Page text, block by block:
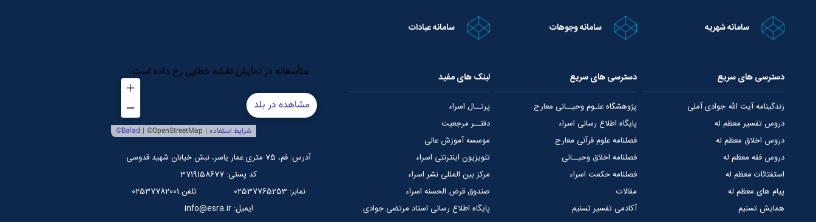
سامانه شهریه سامانه وجوهات سامانه عبادات
دسترسی های سریع
زندگینامه آیت الله جوادی آملی
دروس تفسیر معظم له
دروس اخلاق معظم له
دروس فقه معظم له
استفتائات معظم له
پیام های معظم له
همایش تسنیم
دسترسی های سریع
پژوهشگاه علـوم وحیــانی معارج
پایگاه اطلاع رسانی اسراء
فصلنامه علوم قرآنی معارج
فصلنامه اخلاق وحیــانی
فصلنامه حکمت اسراء
مقالات
آکادمی تفسیر تسنیم
لینک های مفید
پرتــال اسراء
دفتــر مرجعیت
موسسه آموزش عالی
تلویزیون اینترنتی اسراء
مرکز بین المللی نشر اسراء
صندوق قرض الحسنه اسراء
پایگاه اطلاع رسانی استاد مرتضی جوادی
آدرس: قم، 75 متری عمار یاسر، نبش خیابان شهید قدوسی
کد پستی: 3719158677
نمابر: 02537765253
تلفن.02537782001
ایمیل: info@esra.ir